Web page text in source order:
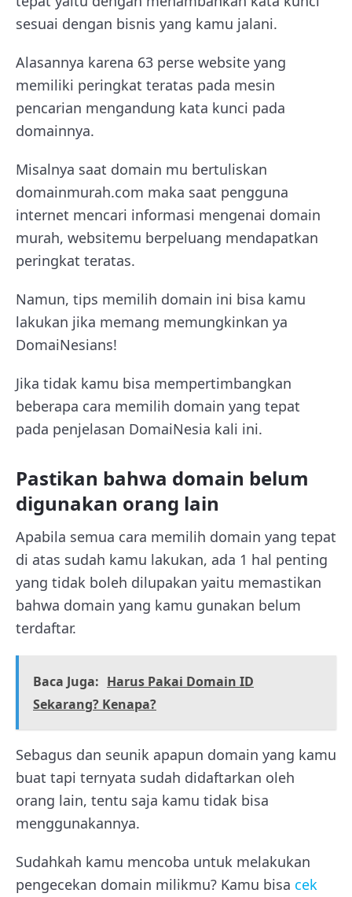
sesuai dengan bisnis yang kamu jalani.
Alasannya karena 63 perse website yang
memiliki peringkat teratas pada mesin
pencarian mengandung kata kunci pada
domainnya.
Misalnya saat domain mu bertuliskan
domainmurah.com maka saat pengguna
internet mencari informasi mengenai domain
murah, websitemu berpeluang mendapatkan
peringkat teratas.
Namun, tips memilih domain ini bisa kamu
lakukan jika memang memungkinkan ya
DomaiNesians!
Jika tidak kamu bisa mempertimbangkan
beberapa cara memilih domain yang tepat
pada penjelasan DomaiNesia kali ini.
Pastikan bahwa domain belum
digunakan orang lain
Apabila semua cara memilih domain yang tepat
di atas sudah kamu lakukan, ada 1 hal penting
yang tidak boleh dilupakan yaitu memastikan
bahwa domain yang kamu gunakan belum
terdaftar.
Baca Juga: Harus Pakai Domain ID
Sekarang? Kenapa?
Sebagus dan seunik apapun domain yang kamu
buat tapi ternyata sudah didaftarkan oleh
orang lain, tentu saja kamu tidak bisa
menggunakannya.
Sudahkah kamu mencoba untuk melakukan
pengecekan domain milikmu? Kamu bisa cek